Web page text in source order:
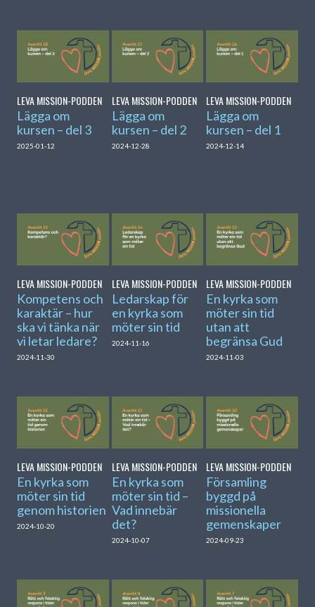
LEVA MISSION-PODDEN
Lägga om
kursen – del 3
2025-01-12
LEVA MISSION-PODDEN
Lägga om
kursen – del 2
2024-12-28
LEVA MISSION-PODDEN
Lägga om
kursen – del 1
2024-12-14
LEVA MISSION-PODDEN
Kompetens och
karaktär – hur
ska vi tänka när
vi letar ledare?
2024-11-30
LEVA MISSION-PODDEN
Ledarskap för
en kyrka som
möter sin tid
2024-11-16
LEVA MISSION-PODDEN
En kyrka som
möter sin tid
utan att
begränsa Gud
2024-11-03
LEVA MISSION-PODDEN
En kyrka som
möter sin tid
genom historien
2024-10-20
LEVA MISSION-PODDEN
En kyrka som
möter sin tid –
Vad innebär
det?
2024-10-07
LEVA MISSION-PODDEN
Församling
byggd på
missionella
gemenskaper
2024-09-23